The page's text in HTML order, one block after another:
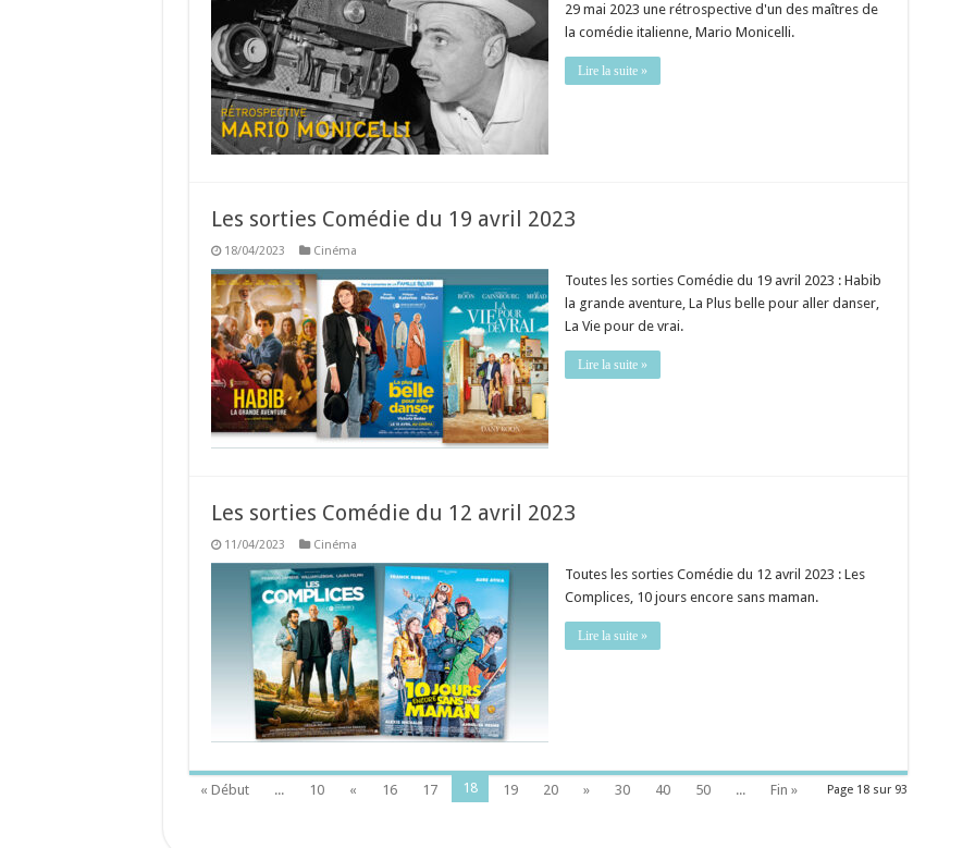
29 mai 2023 une rétrospective d'un des maîtres de
la comédie italienne, Mario Monicelli.
Lire la suite »
Les sorties Comédie du 19 avril 2023
18/04/2023 Cinéma
Toutes les sorties Comédie du 19 avril 2023 : Habib
la grande aventure, La Plus belle pour aller danser,
La Vie pour de vrai.
Lire la suite »
Les sorties Comédie du 12 avril 2023
11/04/2023 Cinéma
Toutes les sorties Comédie du 12 avril 2023 : Les
Complices, 10 jours encore sans maman.
Lire la suite »
Page 18 sur 93
« Début ... 10 « 16 17 18 19 20 » 30 40 50 ... Fin »